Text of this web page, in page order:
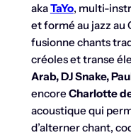
akaTaYo, multi-
et formé au jazz au
fusionne chants
créoles et transe
Arab, DJ Snake,
encoreCharlotte
acoustique qui
d’alterner chant,